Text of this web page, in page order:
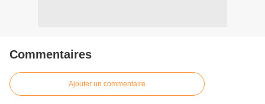
Commentaires
Ajouter un commentaire